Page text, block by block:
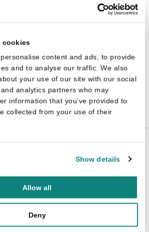
cookies
content and ads, to provide
and to analyse our traffic. We also
your use of our site with our social
analytics partners who may
information that you’ve provided to
collected from your use of their
Show details
Allow all
Deny
op je vraag op onze